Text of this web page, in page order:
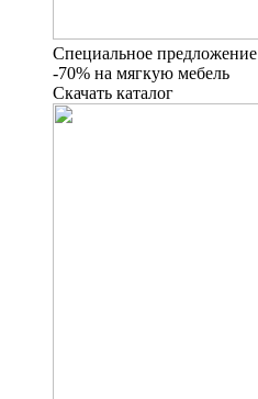
Специальное предложение
-70% на мягкую мебель
Скачать каталог